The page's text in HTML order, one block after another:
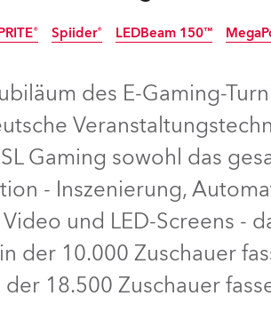
Spiider® LEDBeam 150™
des E-Gaming-
Gaming sowohl das
- Inszenierung,
Video und LED-Screens -
der 10.000 Zuschauer
18.500 Zuschauer